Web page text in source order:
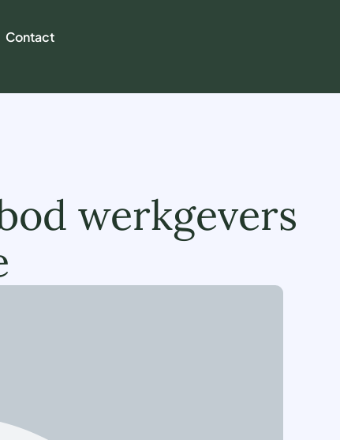
Contact
werkgevers